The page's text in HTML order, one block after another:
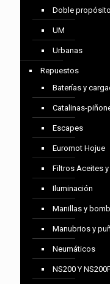
Doble propósito
UM
Urbanas
Repuestos
Baterías y
Catalinas-
Escapes
Euromot Hojue
Filtros Aceites
Iluminación
Manillas y
Manubrios y
Neumáticos
NS200 Y